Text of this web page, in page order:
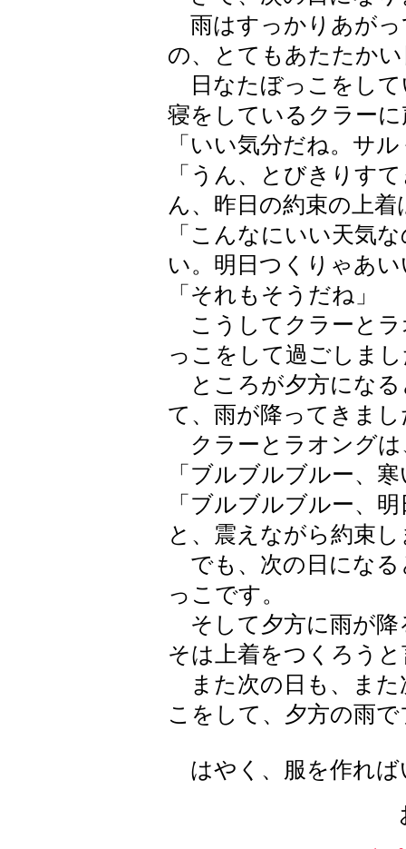
雨はすっかりあがっ
の、とてもあたたか
日なたぼっこをして
寝をしているクラー
「いい気分だね。サ
「うん、とびきりす
ん、昨日の約束の上
「こんなにいい天気
い。明日つくりゃあ
「それもそうだね」
こうしてクラーとラ
っこをして過ごしま
ところが夕方になる
て、雨が降ってきまし
クラーとラオングは
「ブルブルブルー、
「ブルブルブルー、
と、震えながら約束
でも、次の日になる
っこです。
そして夕方に雨が降
そは上着をつくろう
また次の日も、また
こをして、夕方の雨
はやく、服を作れば